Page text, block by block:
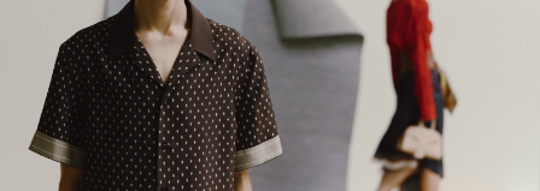
Pen international Pen tw